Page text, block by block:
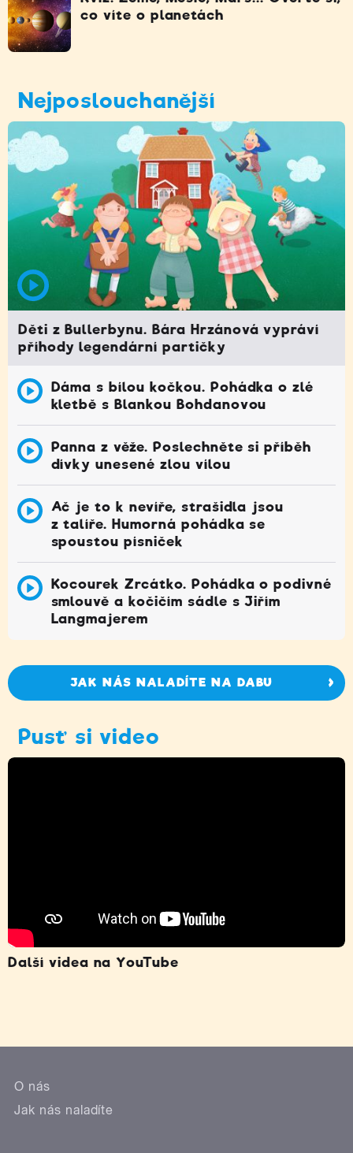
co víte o planetách
Nejposlouchanější
Děti z Bullerbynu. Bára Hrzánová vypráví
příhody legendární partičky
Dáma s bílou kočkou. Pohádka o zlé
kletbě s Blankou Bohdanovou
Panna z věže. Poslechněte si příběh
dívky unesené zlou vílou
Ač je to k nevíře, strašidla jsou
z talíře. Humorná pohádka se
spoustou písniček
Kocourek Zrcátko. Pohádka o podivné
smlouvě a kočičím sádle s Jiřím
Langmajerem
JAK NÁS NALADÍTE NA DABU
Pusť si video
Další videa na YouTube
O nás
Jak nás naladíte